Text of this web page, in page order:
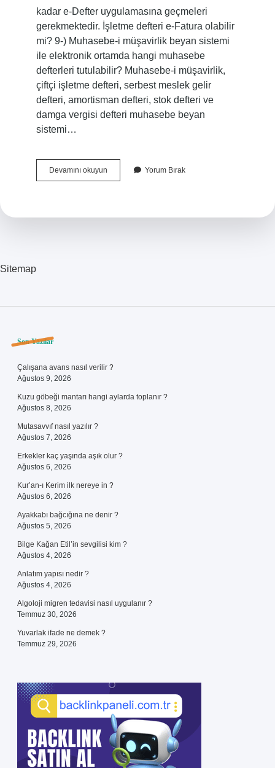
kadar e-Defter uygulamasına geçmeleri
gerekmektedir. İşletme defteri e-Fatura olabilir
mi? 9-) Muhasebe-i müşavirlik beyan sistemi
ile elektronik ortamda hangi muhasebe
defterleri tutulabilir? Muhasebe-i müşavirlik,
çiftçi işletme defteri, serbest meslek gelir
defteri, amortisman defteri, stok defteri ve
damga vergisi defteri muhasebe beyan
sistemi…
Devamını okuyunE-
Fatura
Yorum Bırak
Sitemap
Sidebar
Son Yazılar
Çalışana avans nasıl verilir ?
Ağustos 9, 2026
Kuzu göbeği mantarı hangi aylarda toplanır ?
Ağustos 8, 2026
Mutasavvıf nasıl yazılır ?
Ağustos 7, 2026
Erkekler kaç yaşında aşık olur ?
Ağustos 6, 2026
Kur’an-ı Kerim ilk nereye in ?
Ağustos 6, 2026
Ayakkabı bağcığına ne denir ?
Ağustos 5, 2026
Bilge Kağan Etil’in sevgilisi kim ?
Ağustos 4, 2026
Anlatım yapısı nedir ?
Ağustos 4, 2026
Algoloji migren tedavisi nasıl uygulanır ?
Temmuz 30, 2026
Yuvarlak ifade ne demek ?
Temmuz 29, 2026